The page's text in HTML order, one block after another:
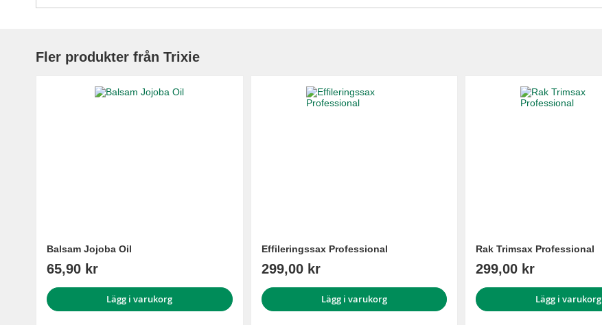
Fler produkter från Trixie
Balsam Jojoba Oil
65,90 kr
Lägg i varukorg
Effileringssax Professional
299,00 kr
Lägg i varukorg
Rak Trimsax Professional
299,00 kr
Lägg i varukorg